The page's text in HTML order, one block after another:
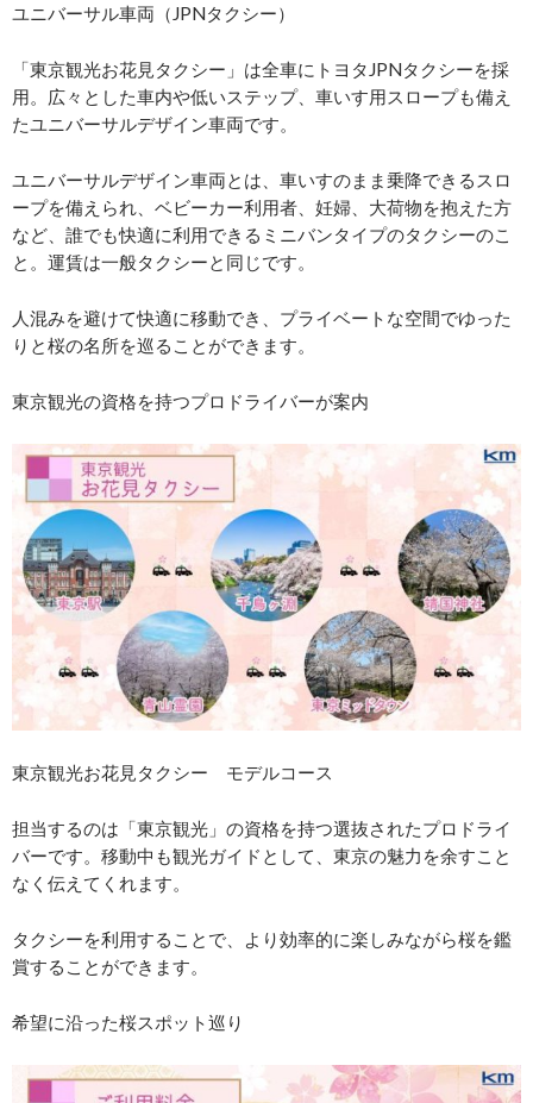
ユニバーサル車両（JPNタクシー）
「東京観光お花見タクシー」は全車にトヨタJPNタクシーを採
用。広々とした車内や低いステップ、車いす用スロープも備え
たユニバーサルデザイン車両です。
ユニバーサルデザイン車両とは、車いすのまま乗降できるスロ
ープを備えられ、ベビーカー利用者、妊婦、大荷物を抱えた方
など、誰でも快適に利用できるミニバンタイプのタクシーのこ
と。運賃は一般タクシーと同じです。
人混みを避けて快適に移動でき、プライベートな空間でゆった
りと桜の名所を巡ることができます。
東京観光の資格を持つプロドライバーが案内
東京観光お花見タクシー モデルコース
担当するのは「東京観光」の資格を持つ選抜されたプロドライ
バーです。移動中も観光ガイドとして、東京の魅力を余すこと
なく伝えてくれます。
タクシーを利用することで、より効率的に楽しみながら桜を鑑
賞することができます。
希望に沿った桜スポット巡り